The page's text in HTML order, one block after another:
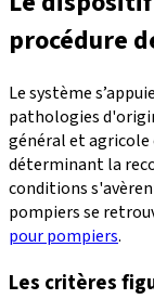
procédure
Le système
pathologies
général et
déterminant la
conditions
pompiers se
pour pompiers.
Les critères